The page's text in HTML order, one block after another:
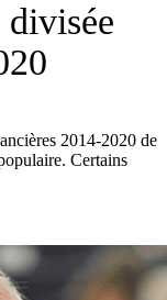
divisée
2014-2020 de
Certains